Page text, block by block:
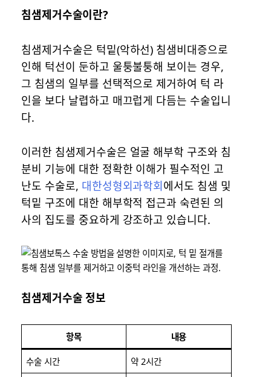
침샘제거수술이란?
침샘제거수술은 턱밑(악하선) 침샘비대증으로
인해 턱선이 둔하고 울퉁불퉁해 보이는 경우,
그 침샘의 일부를 선택적으로 제거하여 턱 라
인을 보다 날렵하고 매끄럽게 다듬는 수술입니
다.
이러한 침샘제거수술은 얼굴 해부학 구조와 침
분비 기능에 대한 정확한 이해가 필수적인 고
난도 수술로, 대한성형외과학회에서도 침샘 및
턱밑 구조에 대한 해부학적 접근과 숙련된 의
사의 집도를 중요하게 강조하고 있습니다.
침샘제거수술 정보
항목 내용
수술 시간
약 2시간